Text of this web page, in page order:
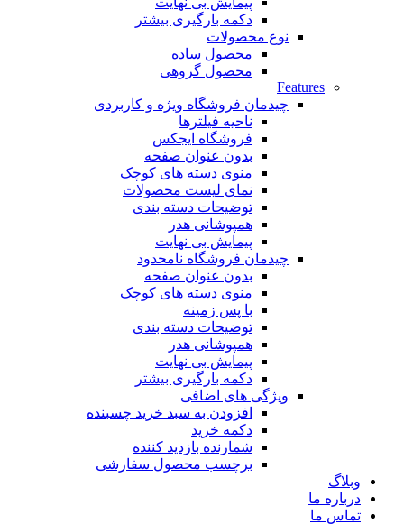
دکمه بارگیری بیشتر
نوع محصولات
محصول ساده
محصول گروهی
Features
چیدمان فروشگاه ویژه و کاربردی
ناحیه فیلترها
فروشگاه ایجکس
بدون عنوان صفحه
منوی دسته های کوچک
نمای لیست محصولات
توضیحات دسته بندی
همپوشانی هدر
پیمایش بی نهایت
چیدمان فروشگاه نامحدود
بدون عنوان صفحه
منوی دسته های کوچک
با پس زمینه
توضیحات دسته بندی
همپوشانی هدر
پیمایش بی نهایت
دکمه بارگیری بیشتر
ویژگی های اضافی
افزودن به سبد خرید چسبنده
دکمه خرید
شمارنده بازدید کننده
برچسب محصول سفارشی
وبلاگ
درباره ما
تماس ما